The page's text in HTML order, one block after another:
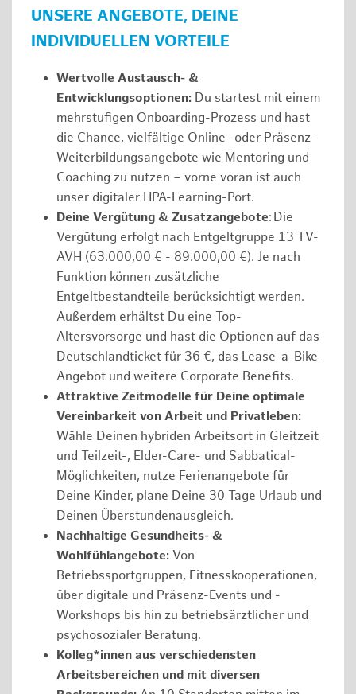
UNSERE ANGEBOTE, DEINE
INDIVIDUELLEN VORTEILE
Wertvolle Austausch- &
Entwicklungsoptionen: Du startest mit einem
mehrstufigen Onboarding-Prozess und hast
die Chance, vielfältige Online- oder Präsenz-
Weiterbildungsangebote wie Mentoring und
Coaching zu nutzen – vorne voran ist auch
unser digitaler HPA-Learning-Port.
Deine Vergütung & Zusatzangebote: Die
Vergütung erfolgt nach Entgeltgruppe 13 TV-
AVH (63.000,00 € - 89.000,00 €). Je nach
Funktion können zusätzliche
Entgeltbestandteile berücksichtigt werden.
Außerdem erhältst Du eine Top-
Altersvorsorge und hast die Optionen auf das
Deutschlandticket für 36 €, das Lease-a-Bike-
Angebot und weitere Corporate Benefits.
Attraktive Zeitmodelle für Deine optimale
Vereinbarkeit von Arbeit und Privatleben:
Wähle Deinen hybriden Arbeitsort in Gleitzeit
und Teilzeit-, Elder-Care- und Sabbatical-
Möglichkeiten, nutze Ferienangebote für
Deine Kinder, plane Deine 30 Tage Urlaub und
Deinen Überstundenausgleich.
Nachhaltige Gesundheits- &
Wohlfühlangebote: Von
Betriebssportgruppen, Fitnesskooperationen,
über digitale und Präsenz-Events und -
Workshops bis hin zu betriebsärztlicher und
psychosozialer Beratung.
Kolleg*innen aus verschiedensten
Arbeitsbereichen und mit diversen